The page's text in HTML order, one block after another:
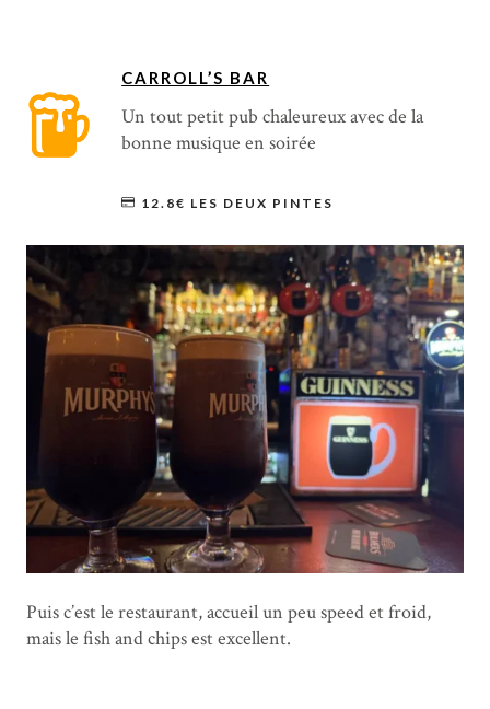
CARROLL’S BAR
Un tout petit pub chaleureux avec de la
bonne musique en soirée
12.8€ LES DEUX PINTES
Puis c’est le restaurant, accueil un peu speed et froid,
mais le fish and chips est excellent.